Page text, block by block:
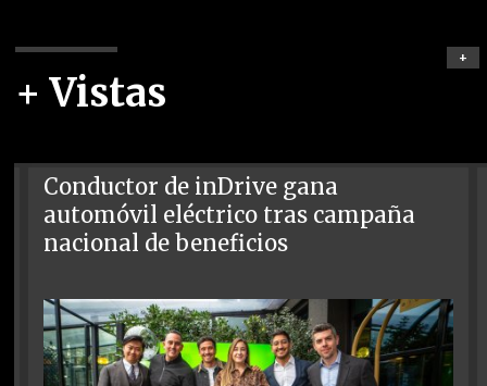
+ Vistas
+
Conductor de inDrive gana
automóvil eléctrico tras campaña
nacional de beneficios